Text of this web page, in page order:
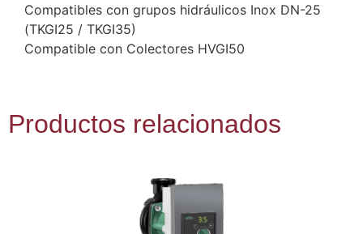
Compatibles con grupos hidráulicos Inox DN-25
(TKGI25 / TKGI35)
Compatible con Colectores HVGI50
Productos relacionados